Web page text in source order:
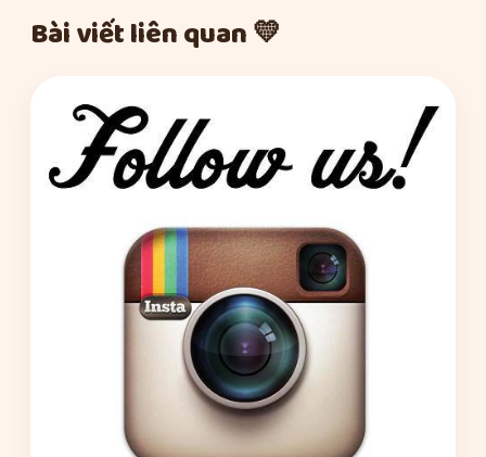
Bài viết liên quan 💛